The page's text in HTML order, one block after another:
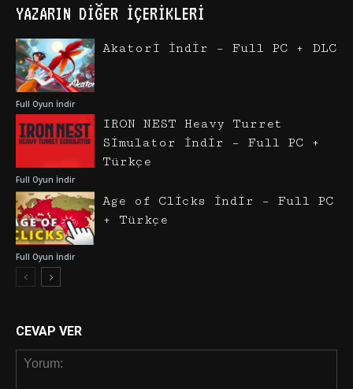
YAZARIN DIĞER İÇERIKLERI
Full Oyun İndir
Akatori İndir – Full PC + DLC
Full Oyun İndir
IRON NEST Heavy Turret
Simulator İndir – Full PC +
Türkçe
Full Oyun İndir
Age of Clicks İndir – Full PC
+ Türkçe
CEVAP VER